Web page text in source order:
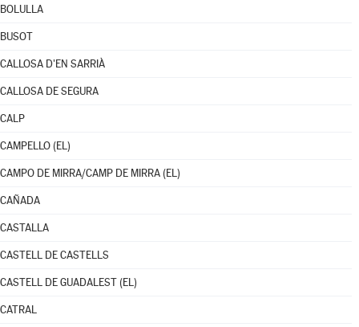
BOLULLA
BUSOT
CALLOSA D'EN SARRIÀ
CALLOSA DE SEGURA
CALP
CAMPELLO (EL)
CAMPO DE MIRRA/CAMP DE MIRRA (EL)
CAÑADA
CASTALLA
CASTELL DE CASTELLS
CASTELL DE GUADALEST (EL)
CATRAL